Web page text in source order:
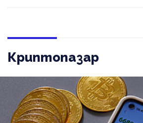
Криптопазар